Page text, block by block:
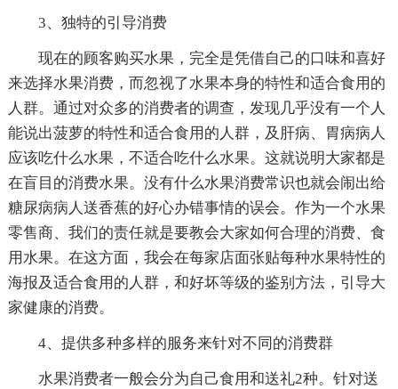
3、独特的引导消费
现在的顾客购买水果，完全是凭借自己的口味和喜好
来选择水果消费，而忽视了水果本身的特性和适合食用的
人群。通过对众多的消费者的调查，发现几乎没有一个人
能说出菠萝的特性和适合食用的人群，及肝病、胃病病人
应该吃什么水果，不适合吃什么水果。这就说明大家都是
在盲目的消费水果。没有什么水果消费常识也就会闹出给
糖尿病病人送香蕉的好心办错事情的误会。作为一个水果
零售商、我们的责任就是要教会大家如何合理的消费、食
用水果。在这方面，我会在每家店面张贴每种水果特性的
海报及适合食用的人群，和好坏等级的鉴别方法，引导大
家健康的消费。
4、提供多种多样的服务来针对不同的消费群
水果消费者一般会分为自己食用和送礼2种。针对送